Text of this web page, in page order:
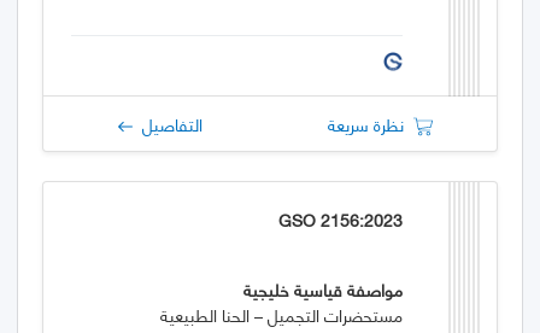
نظرة سريعة التفاصيل
GSO 2156:2023
مواصفة قياسية خليجية
مستحضرات التجميل – الحنا الطبيعية